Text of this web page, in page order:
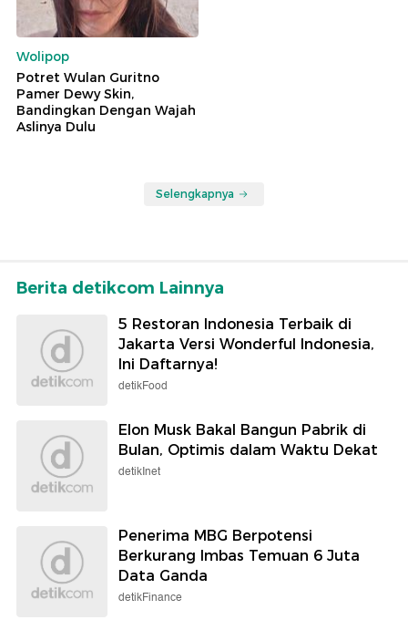
Wolipop
Potret Wulan Guritno
Pamer Dewy Skin,
Bandingkan Dengan Wajah
Aslinya Dulu
Selengkapnya
Berita detikcom Lainnya
5 Restoran Indonesia Terbaik di
Jakarta Versi Wonderful Indonesia,
Ini Daftarnya!
detikFood
Elon Musk Bakal Bangun Pabrik di
Bulan, Optimis dalam Waktu Dekat
detikInet
Penerima MBG Berpotensi
Berkurang Imbas Temuan 6 Juta
Data Ganda
detikFinance